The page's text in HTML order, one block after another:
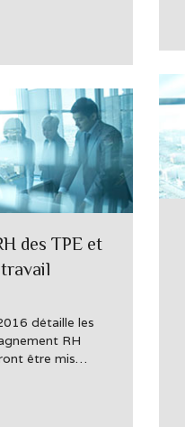
des TPE et
détaille les
RH
être mis…